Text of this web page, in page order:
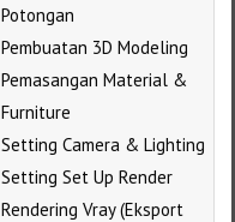
Potongan
Pembuatan 3D Modeling
Pemasangan Material &
Furniture
Setting Camera & Lighting
Setting Set Up Render
Rendering Vray (Eksport